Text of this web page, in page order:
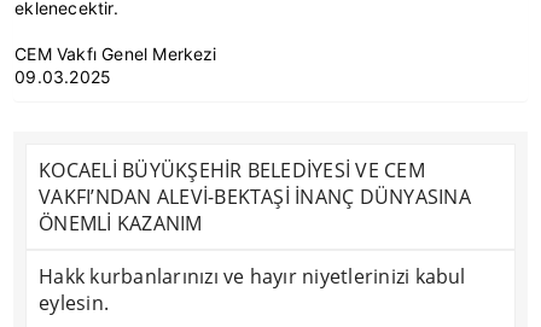
eklenecektir.
CEM Vakfı Genel Merkezi
09.03.2025
KOCAELİ BÜYÜKŞEHİR BELEDİYESİ VE CEM
VAKFI’NDAN ALEVİ-BEKTAŞİ İNANÇ DÜNYASINA
ÖNEMLİ KAZANIM
Hakk kurbanlarınızı ve hayır niyetlerinizi kabul
eylesin.